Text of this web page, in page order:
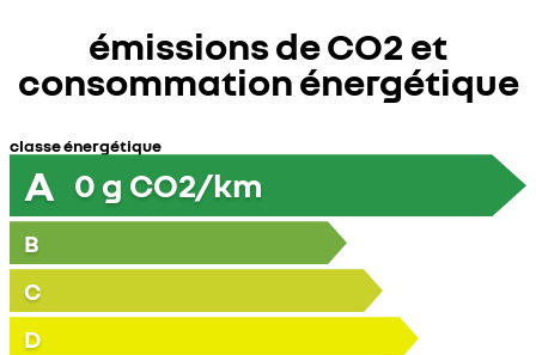
émissions de CO2 et
consommation énergétique
classe énergétique
A 0 g CO2/km
B
C
D